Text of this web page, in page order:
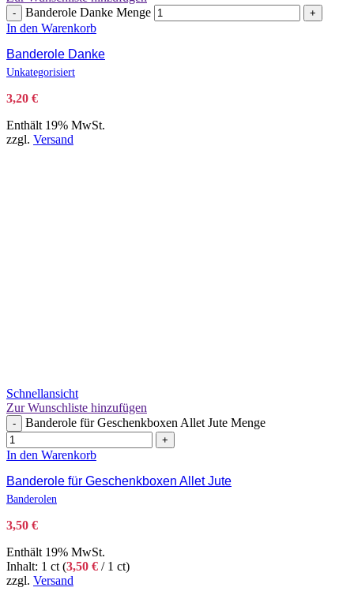
- Banderole Danke Menge +
In den Warenkorb
Banderole Danke
Unkategorisiert
3,20 €
Enthält 19% MwSt.
zzgl. Versand
Schnellansicht
Zur Wunschliste hinzufügen
- Banderole für Geschenkboxen Allet Jute Menge
+
In den Warenkorb
Banderole für Geschenkboxen Allet Jute
Banderolen
3,50 €
Enthält 19% MwSt.
Inhalt: 1 ct (3,50 € / 1 ct)
zzgl. Versand